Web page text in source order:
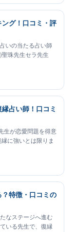
グ！口コミ・評
いの当たる占い師
珠先生セラ先生
占い師！口コミ
生が恋愛問題を得意
に強いとは限りま
特徴・口コミの
なステージへ進む
いる先生で、復縁